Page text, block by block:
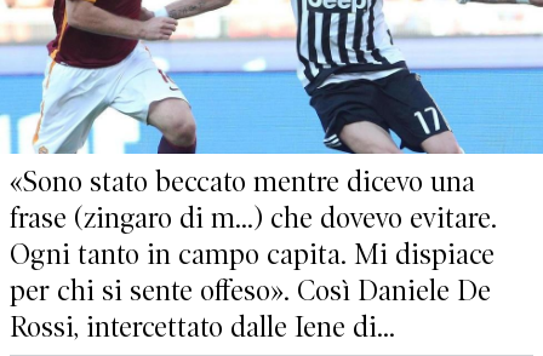
«Sono stato beccato mentre dicevo una
frase (zingaro di m...) che dovevo evitare.
Ogni tanto in campo capita. Mi dispiace
per chi si sente offeso». Così Daniele De
Rossi, intercettato dalle Iene di...